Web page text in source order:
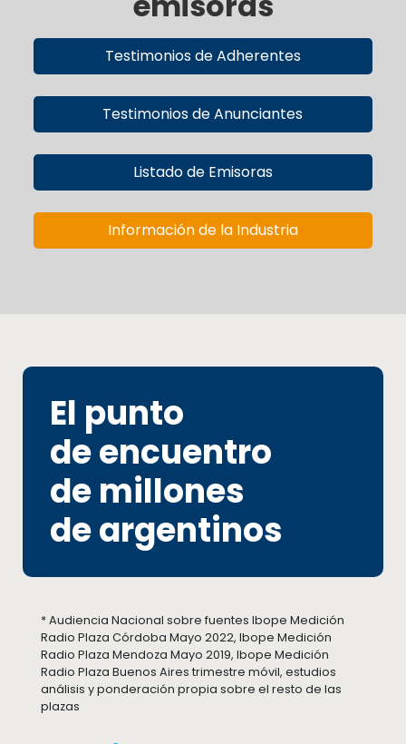
Testimonios de Adherentes
Testimonios de Anunciantes
Listado de Emisoras
Información de la Industria
El punto
de encuentro
de millones
de argentinos
* Audiencia Nacional sobre fuentes Ibope Medición
Radio Plaza Córdoba Mayo 2022, Ibope Medición
Radio Plaza Mendoza Mayo 2019, Ibope Medición
Radio Plaza Buenos Aires trimestre móvil, estudios
análisis y ponderación propia sobre el resto de las
plazas